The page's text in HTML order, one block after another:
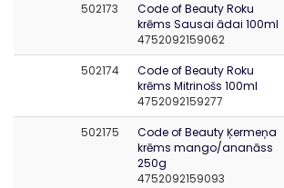
502173
Code of Beauty Roku
krēms Sausai ādai 100ml
4752092159062
502174
Code of Beauty Roku
krēms Mitrinošs 100ml
4752092159277
502175
Code of Beauty Ķermeņa
krēms mango/ananāss
250g
4752092159093